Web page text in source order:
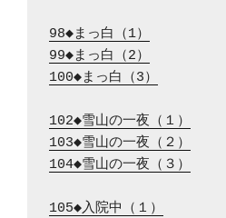
98◆まっ白（1）
99◆まっ白（2）
100◆まっ白（3）
102◆雪山の一夜（１）
103◆雪山の一夜（２）
104◆雪山の一夜（３）
105◆入院中（１）